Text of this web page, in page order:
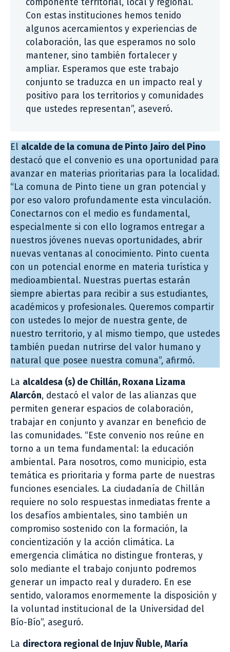
componente territorial, local y regional.
Con estas instituciones hemos tenido
algunos acercamientos y experiencias de
colaboración, las que esperamos no solo
mantener, sino también fortalecer y
ampliar. Esperamos que este trabajo
conjunto se traduzca en un impacto real y
positivo para los territorios y comunidades
que ustedes representan”, aseveró.
El alcalde de la comuna de Pinto Jairo del Pino
destacó que el convenio es una oportunidad para
avanzar en materias prioritarias para la localidad.
“La comuna de Pinto tiene un gran potencial y
por eso valoro profundamente esta vinculación.
Conectarnos con el medio es fundamental,
especialmente si con ello logramos entregar a
nuestros jóvenes nuevas oportunidades, abrir
nuevas ventanas al conocimiento. Pinto cuenta
con un potencial enorme en materia turística y
medioambiental. Nuestras puertas estarán
siempre abiertas para recibir a sus estudiantes,
académicos y profesionales. Queremos compartir
con ustedes lo mejor de nuestra gente, de
nuestro territorio, y al mismo tiempo, que ustedes
también puedan nutrirse del valor humano y
natural que posee nuestra comuna”, afirmó.
La alcaldesa (s) de Chillán, Roxana Lizama
Alarcón, destacó el valor de las alianzas que
permiten generar espacios de colaboración,
trabajar en conjunto y avanzar en beneficio de
las comunidades. “Este convenio nos reúne en
torno a un tema fundamental: la educación
ambiental. Para nosotros, como municipio, esta
temática es prioritaria y forma parte de nuestras
funciones esenciales. La ciudadanía de Chillán
requiere no solo respuestas inmediatas frente a
los desafíos ambientales, sino también un
compromiso sostenido con la formación, la
concientización y la acción climática. La
emergencia climática no distingue fronteras, y
solo mediante el trabajo conjunto podremos
generar un impacto real y duradero. En ese
sentido, valoramos enormemente la disposición y
la voluntad institucional de la Universidad del
Bío-Bío”, aseguró.
La directora regional de Injuv Ñuble, María